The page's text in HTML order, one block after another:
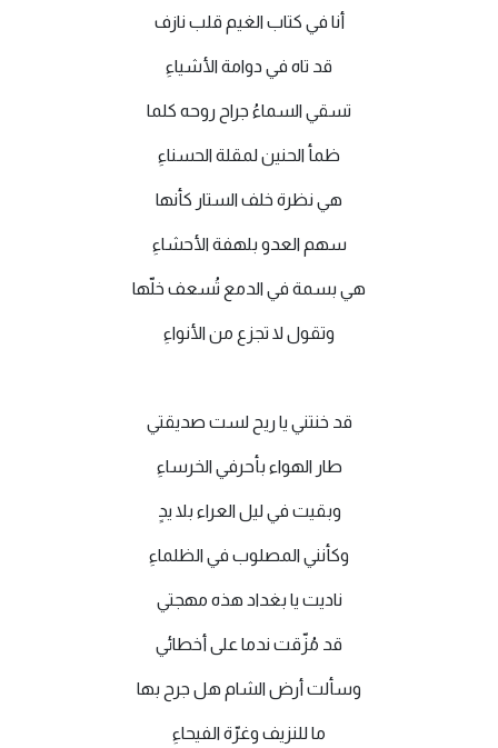
أنا في كتاب الغيم قلب نازف
قد تاه في دوامة الأشياءِ
تسقي السماءُ جراح روحه كلما
ظمأ الحنين لمقلة الحسناءِ
هي نظرة خلف الستار كأنها
سهم العدو بلهفة الأحشاءِ
هي بسمة في الدمع تُسعف خلّها
وتقول لا تجزع من الأنواءِ
قد خنتني يا ريح لست صديقتي
طار الهواء بأحرفي الخرساءِ
وبقيت في ليل العراء بلا يدٍ
وكأنني المصلوب في الظلماءِ
ناديت يا بغداد هذه مهجتي
قد مُزّقت ندما على أخطائي
وسألت أرض الشام هل جرح بها
ما للنزيف وغرّة الفيحاءِ